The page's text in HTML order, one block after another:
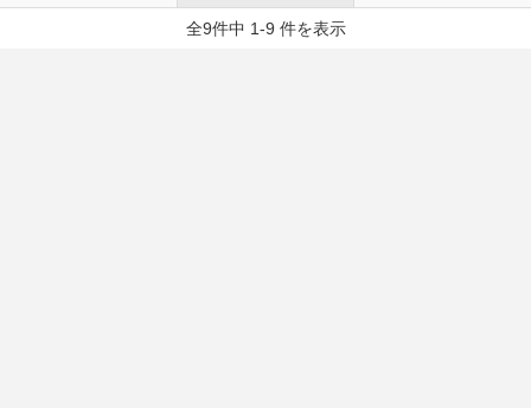
全9件中 1-9 件を表示